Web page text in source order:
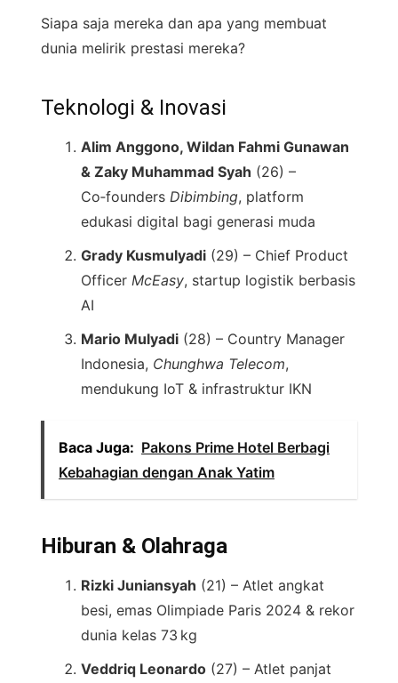
Siapa saja mereka dan apa yang membuat
dunia melirik prestasi mereka?
Teknologi & Inovasi
Alim Anggono, Wildan Fahmi Gunawan
& Zaky Muhammad Syah (26) –
Co‑founders Dibimbing, platform
edukasi digital bagi generasi muda
Grady Kusmulyadi (29) – Chief Product
Officer McEasy, startup logistik berbasis
AI
Mario Mulyadi (28) – Country Manager
Indonesia, Chunghwa Telecom,
mendukung IoT & infrastruktur IKN
Baca Juga: Pakons Prime Hotel Berbagi
Kebahagian dengan Anak Yatim
Hiburan & Olahraga
Rizki Juniansyah (21) – Atlet angkat
besi, emas Olimpiade Paris 2024 & rekor
dunia kelas 73 kg
Veddriq Leonardo (27) – Atlet panjat